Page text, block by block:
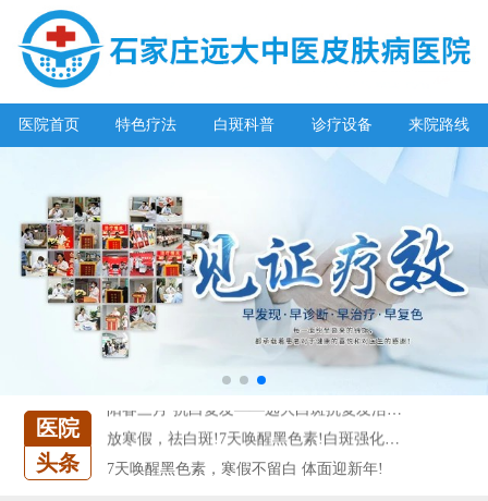
医院首页 特色疗法 白斑科普 诊疗设备 来院路线
医院
头条
预约从速!远大白转黑分享活动即将开幕!特邀北京专家来院坐诊!
恭贺伍德镜检查系统成功落户!暑期超强福利点击领取!
【世界白癜风日】白斑0元普查，更有多重福利千万别错过!
欢乐六一 “粽”享端午——彩绘童画世界 留住美丽瞬间
五一关爱全民皮肤健康，到院领取价值2240元白斑诊疗金!
7天唤醒黑色素，寒假不留白 体面迎新年!